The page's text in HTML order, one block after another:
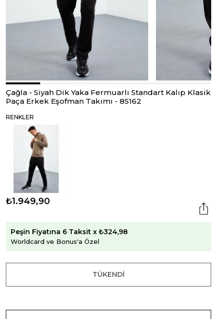
Çağla - Siyah Dik Yaka Fermuarlı Standart Kalıp Klasik
Paça Erkek Eşofman Takımı - 85162
RENKLER
₺1.949,90
Peşin Fiyatına 6 Taksit x ₺324,98
Worldcard ve Bonus'a Özel
TÜKENDI